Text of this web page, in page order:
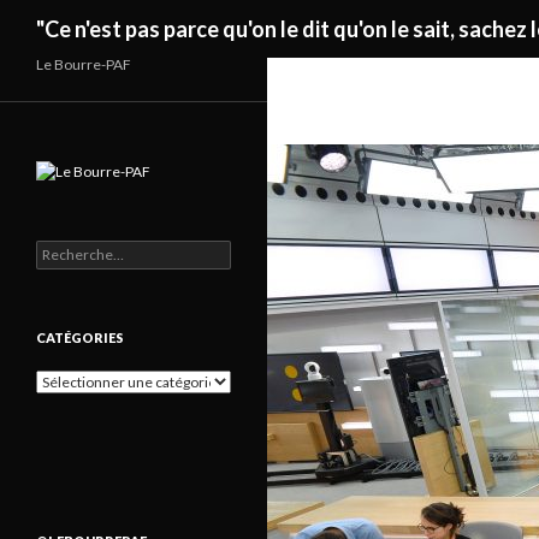
"Ce n'est pas parce qu'on le dit qu'on le sait, sachez
Le Bourre-PAF
Rechercher :
CATÉGORIES
Catégories